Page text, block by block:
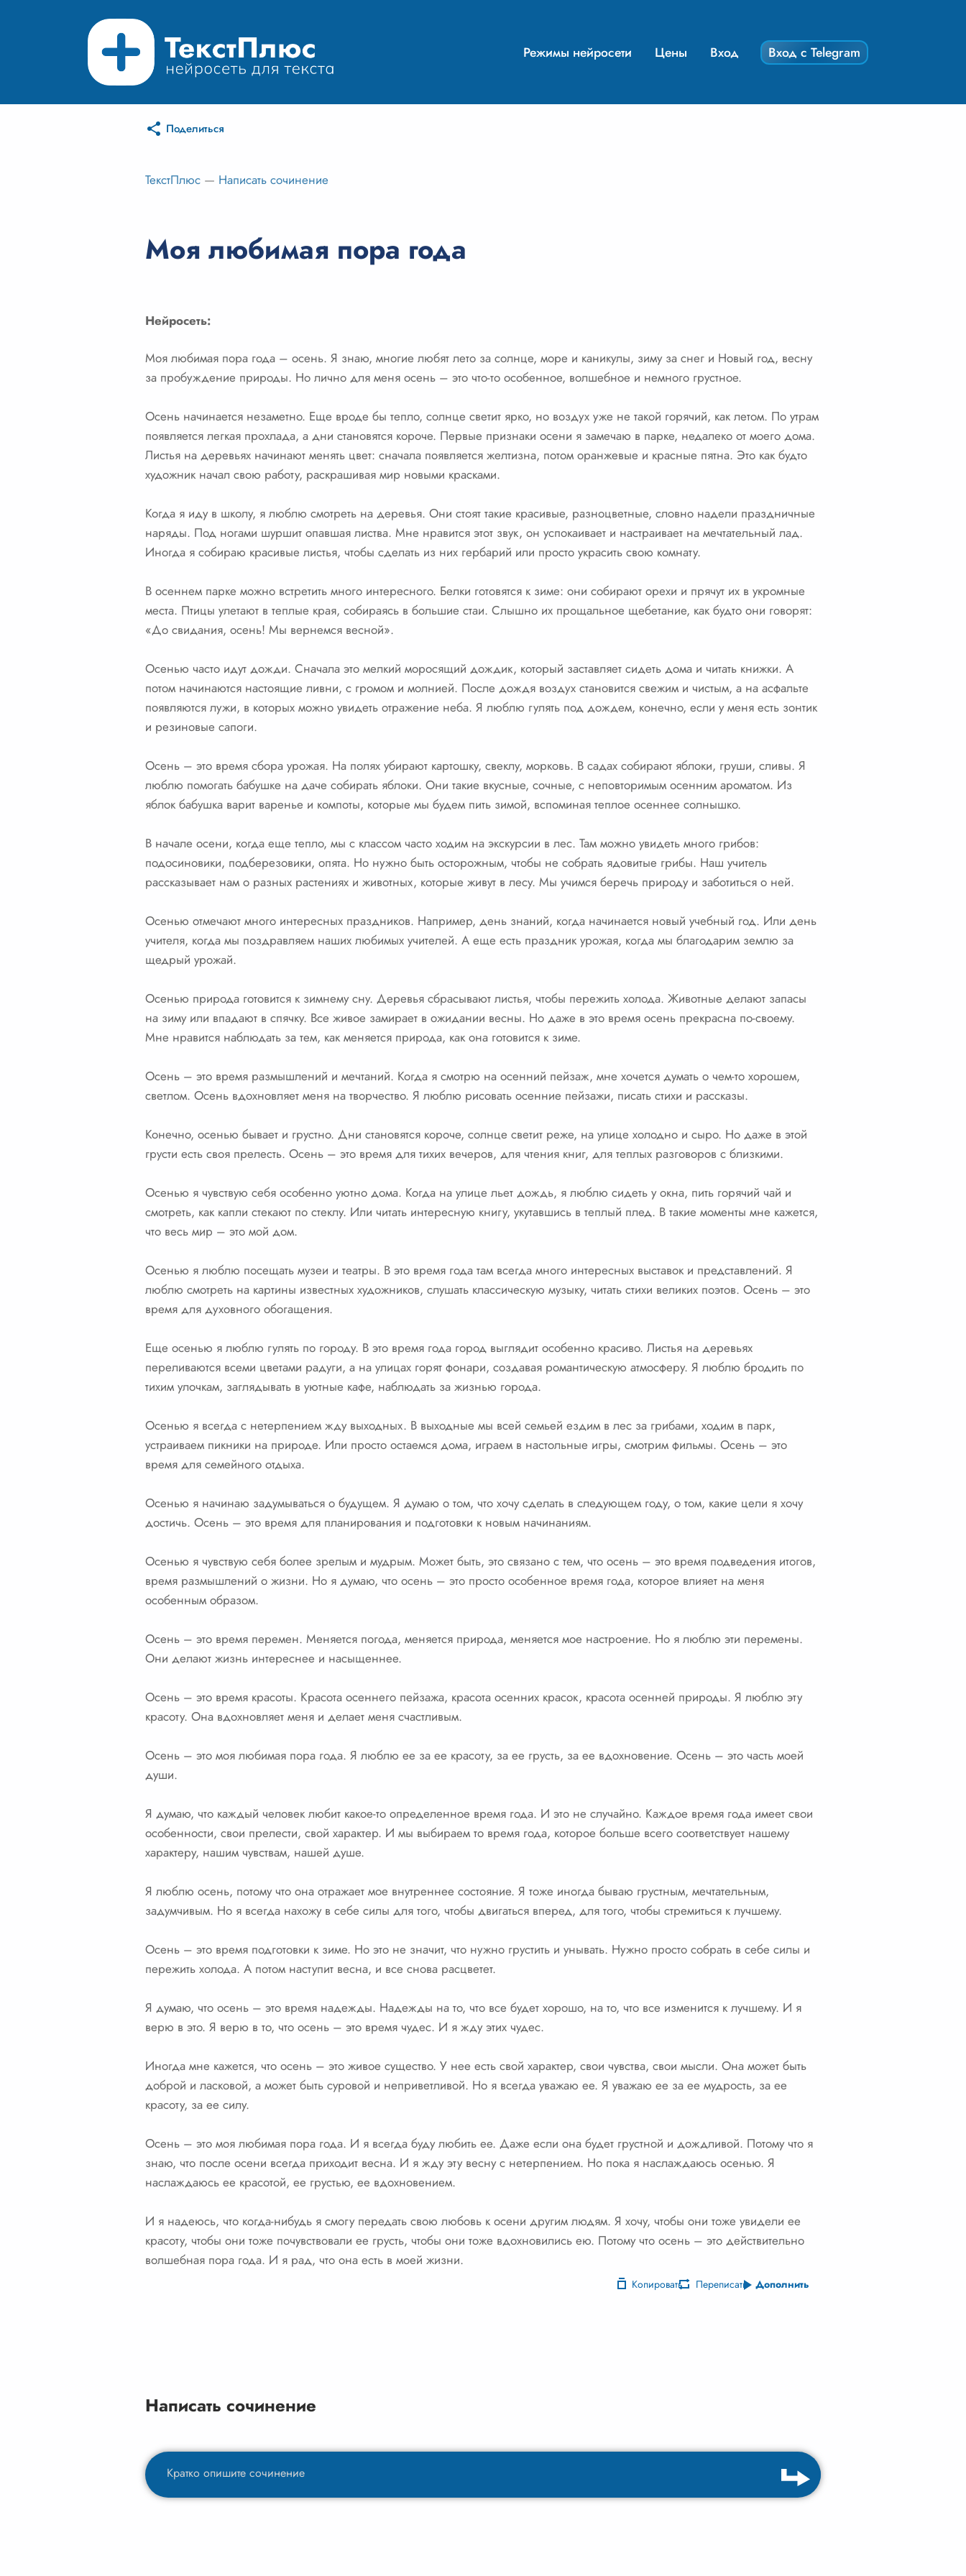
Режимы нейросети Цены Вход Вход с Telegram
Поделиться
ТекстПлюс — Написать сочинение
Моя любимая пора года
Нейросеть:
Моя любимая пора года – осень. Я знаю, многие любят лето за солнце, море и каникулы, зиму за снег и Новый год, весну
за пробуждение природы. Но лично для меня осень – это что-то особенное, волшебное и немного грустное.
Осень начинается незаметно. Еще вроде бы тепло, солнце светит ярко, но воздух уже не такой горячий, как летом. По утрам
появляется легкая прохлада, а дни становятся короче. Первые признаки осени я замечаю в парке, недалеко от моего дома.
Листья на деревьях начинают менять цвет: сначала появляется желтизна, потом оранжевые и красные пятна. Это как будто
художник начал свою работу, раскрашивая мир новыми красками.
Когда я иду в школу, я люблю смотреть на деревья. Они стоят такие красивые, разноцветные, словно надели праздничные
наряды. Под ногами шуршит опавшая листва. Мне нравится этот звук, он успокаивает и настраивает на мечтательный лад.
Иногда я собираю красивые листья, чтобы сделать из них гербарий или просто украсить свою комнату.
В осеннем парке можно встретить много интересного. Белки готовятся к зиме: они собирают орехи и прячут их в укромные
места. Птицы улетают в теплые края, собираясь в большие стаи. Слышно их прощальное щебетание, как будто они говорят:
«До свидания, осень! Мы вернемся весной».
Осенью часто идут дожди. Сначала это мелкий моросящий дождик, который заставляет сидеть дома и читать книжки. А
потом начинаются настоящие ливни, с громом и молнией. После дождя воздух становится свежим и чистым, а на асфальте
появляются лужи, в которых можно увидеть отражение неба. Я люблю гулять под дождем, конечно, если у меня есть зонтик
и резиновые сапоги.
Осень – это время сбора урожая. На полях убирают картошку, свеклу, морковь. В садах собирают яблоки, груши, сливы. Я
люблю помогать бабушке на даче собирать яблоки. Они такие вкусные, сочные, с неповторимым осенним ароматом. Из
яблок бабушка варит варенье и компоты, которые мы будем пить зимой, вспоминая теплое осеннее солнышко.
В начале осени, когда еще тепло, мы с классом часто ходим на экскурсии в лес. Там можно увидеть много грибов:
подосиновики, подберезовики, опята. Но нужно быть осторожным, чтобы не собрать ядовитые грибы. Наш учитель
рассказывает нам о разных растениях и животных, которые живут в лесу. Мы учимся беречь природу и заботиться о ней.
Осенью отмечают много интересных праздников. Например, день знаний, когда начинается новый учебный год. Или день
учителя, когда мы поздравляем наших любимых учителей. А еще есть праздник урожая, когда мы благодарим землю за
щедрый урожай.
Осенью природа готовится к зимнему сну. Деревья сбрасывают листья, чтобы пережить холода. Животные делают запасы
на зиму или впадают в спячку. Все живое замирает в ожидании весны. Но даже в это время осень прекрасна по-своему.
Мне нравится наблюдать за тем, как меняется природа, как она готовится к зиме.
Осень – это время размышлений и мечтаний. Когда я смотрю на осенний пейзаж, мне хочется думать о чем-то хорошем,
светлом. Осень вдохновляет меня на творчество. Я люблю рисовать осенние пейзажи, писать стихи и рассказы.
Конечно, осенью бывает и грустно. Дни становятся короче, солнце светит реже, на улице холодно и сыро. Но даже в этой
грусти есть своя прелесть. Осень – это время для тихих вечеров, для чтения книг, для теплых разговоров с близкими.
Осенью я чувствую себя особенно уютно дома. Когда на улице льет дождь, я люблю сидеть у окна, пить горячий чай и
смотреть, как капли стекают по стеклу. Или читать интересную книгу, укутавшись в теплый плед. В такие моменты мне кажется,
что весь мир – это мой дом.
Осенью я люблю посещать музеи и театры. В это время года там всегда много интересных выставок и представлений. Я
люблю смотреть на картины известных художников, слушать классическую музыку, читать стихи великих поэтов. Осень – это
время для духовного обогащения.
Еще осенью я люблю гулять по городу. В это время года город выглядит особенно красиво. Листья на деревьях
переливаются всеми цветами радуги, а на улицах горят фонари, создавая романтическую атмосферу. Я люблю бродить по
тихим улочкам, заглядывать в уютные кафе, наблюдать за жизнью города.
Осенью я всегда с нетерпением жду выходных. В выходные мы всей семьей ездим в лес за грибами, ходим в парк,
устраиваем пикники на природе. Или просто остаемся дома, играем в настольные игры, смотрим фильмы. Осень – это
время для семейного отдыха.
Осенью я начинаю задумываться о будущем. Я думаю о том, что хочу сделать в следующем году, о том, какие цели я хочу
достичь. Осень – это время для планирования и подготовки к новым начинаниям.
Осенью я чувствую себя более зрелым и мудрым. Может быть, это связано с тем, что осень – это время подведения итогов,
время размышлений о жизни. Но я думаю, что осень – это просто особенное время года, которое влияет на меня
особенным образом.
Осень – это время перемен. Меняется погода, меняется природа, меняется мое настроение. Но я люблю эти перемены.
Они делают жизнь интереснее и насыщеннее.
Осень – это время красоты. Красота осеннего пейзажа, красота осенних красок, красота осенней природы. Я люблю эту
красоту. Она вдохновляет меня и делает меня счастливым.
Осень – это моя любимая пора года. Я люблю ее за ее красоту, за ее грусть, за ее вдохновение. Осень – это часть моей
души.
Я думаю, что каждый человек любит какое-то определенное время года. И это не случайно. Каждое время года имеет свои
особенности, свои прелести, свой характер. И мы выбираем то время года, которое больше всего соответствует нашему
характеру, нашим чувствам, нашей душе.
Я люблю осень, потому что она отражает мое внутреннее состояние. Я тоже иногда бываю грустным, мечтательным,
задумчивым. Но я всегда нахожу в себе силы для того, чтобы двигаться вперед, для того, чтобы стремиться к лучшему.
Осень – это время подготовки к зиме. Но это не значит, что нужно грустить и унывать. Нужно просто собрать в себе силы и
пережить холода. А потом наступит весна, и все снова расцветет.
Я думаю, что осень – это время надежды. Надежды на то, что все будет хорошо, на то, что все изменится к лучшему. И я
верю в это. Я верю в то, что осень – это время чудес. И я жду этих чудес.
Иногда мне кажется, что осень – это живое существо. У нее есть свой характер, свои чувства, свои мысли. Она может быть
доброй и ласковой, а может быть суровой и неприветливой. Но я всегда уважаю ее. Я уважаю ее за ее мудрость, за ее
красоту, за ее силу.
Осень – это моя любимая пора года. И я всегда буду любить ее. Даже если она будет грустной и дождливой. Потому что я
знаю, что после осени всегда приходит весна. И я жду эту весну с нетерпением. Но пока я наслаждаюсь осенью. Я
наслаждаюсь ее красотой, ее грустью, ее вдохновением.
И я надеюсь, что когда-нибудь я смогу передать свою любовь к осени другим людям. Я хочу, чтобы они тоже увидели ее
красоту, чтобы они тоже почувствовали ее грусть, чтобы они тоже вдохновились ею. Потому что осень – это действительно
волшебная пора года. И я рад, что она есть в моей жизни.
Копировать Переписать Дополнить
Написать сочинение